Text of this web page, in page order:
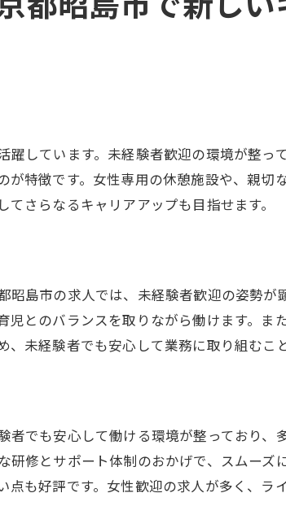
しています。未経験者歓迎の環境が整っ
特徴です。女性専用の休憩施設や、親切
さらなるキャリアアップも目指せます。
島市の求人では、未経験者歓迎の姿勢が
とのバランスを取りながら働けます。ま
未経験者でも安心して業務に取り組むこ
でも安心して働ける環境が整っており、
修とサポート体制のおかげで、スムーズ
も好評です。女性歓迎の求人が多く、ラ